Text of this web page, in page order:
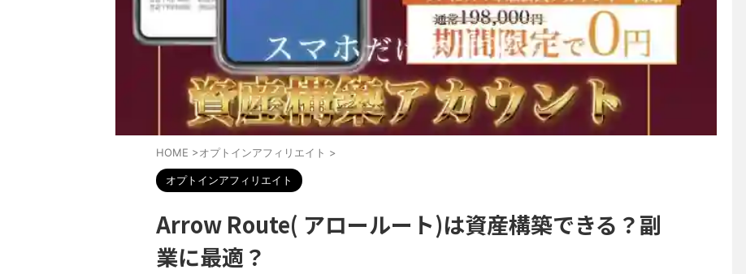
HOME >オプトインアフィリエイト >
オプトインアフィリエイト
Arrow Route( アロールート)は資産構築できる？副
業に最適？